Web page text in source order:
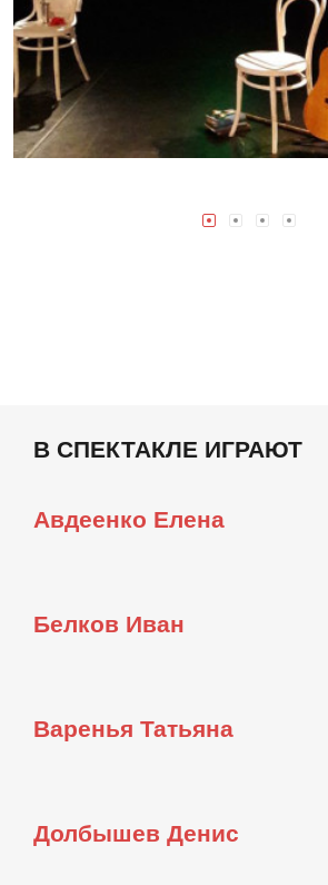
В СПЕКТАКЛЕ ИГРАЮТ
Авдеенко Елена
Белков Иван
Варенья Татьяна
Долбышев Денис